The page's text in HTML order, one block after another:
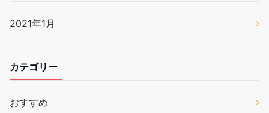
2021年1月
カテゴリー
おすすめ